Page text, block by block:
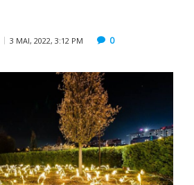
3 MAI, 2022, 3:12 PM 0